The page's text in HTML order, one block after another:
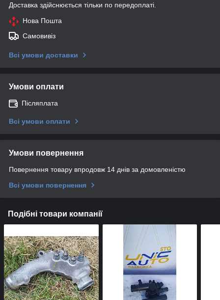
Доставка здійснюється тільки по передоплаті.
Нова Пошта
Самовивіз
Всі умови доставки
Умови оплати
Післяплата
Всі умови оплати
Умови повернення
Повернення товару впродовж 14 днів за домовленістю
Всі умови повернення
Подібні товари компанії